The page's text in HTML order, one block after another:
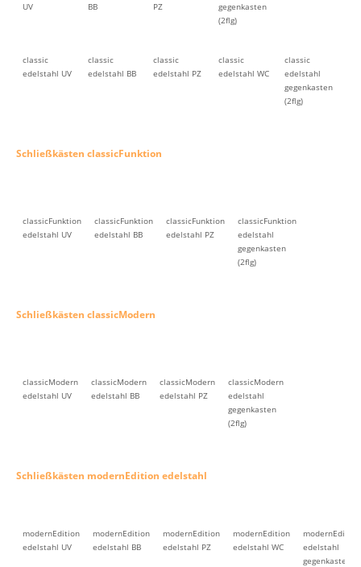
UV
BB
PZ
gegenkasten
(2flg)
classic
edelstahl UV
classic
edelstahl BB
classic
edelstahl PZ
classic
edelstahl WC
classic
edelstahl
gegenkasten
(2flg)
Schließkästen classicFunktion
classicFunktion
edelstahl UV
classicFunktion
edelstahl BB
classicFunktion
edelstahl PZ
classicFunktion
edelstahl
gegenkasten
(2flg)
Schließkästen classicModern
classicModern
edelstahl UV
classicModern
edelstahl BB
classicModern
edelstahl PZ
classicModern
edelstahl
gegenkasten
(2flg)
Schließkästen modernEdition edelstahl
modernEdition
edelstahl UV
modernEdition
edelstahl BB
modernEdition
edelstahl PZ
modernEdition
edelstahl WC
modernEdition
edelstahl
gegenkasten